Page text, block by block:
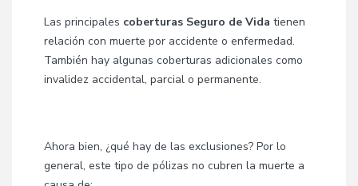
Las principales coberturas Seguro de Vida tienen
relación con muerte por accidente o enfermedad.
También hay algunas coberturas adicionales como
invalidez accidental, parcial o permanente.
Ahora bien, ¿qué hay de las exclusiones? Por lo
general, este tipo de pólizas no cubren la muerte a